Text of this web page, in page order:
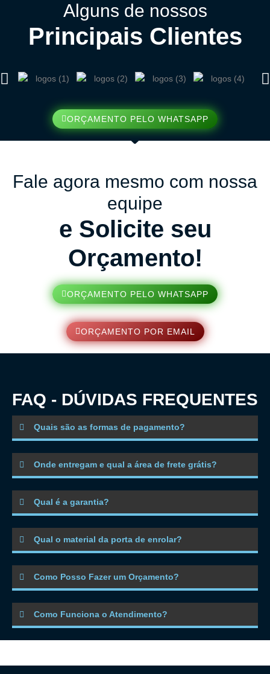
Alguns de nossos
Principais Clientes
ORÇAMENTO PELO WHATSAPP
Fale agora mesmo com nossa
equipe
e Solicite seu
Orçamento!
ORÇAMENTO PELO WHATSAPP
ORÇAMENTO POR EMAIL
FAQ - DÚVIDAS FREQUENTES
Quais são as formas de pagamento?
Onde entregam e qual a área de frete grátis?
Qual é a garantia?
Qual o material da porta de enrolar?
Como Posso Fazer um Orçamento?
Como Funciona o Atendimento?